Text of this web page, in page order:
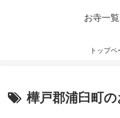
お寺一
トップペ
樺戸郡浦臼町